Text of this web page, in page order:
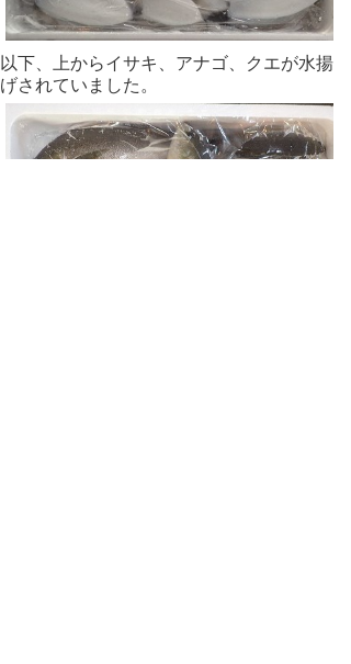
以下、上からイサキ、アナゴ、クエが水揚
げされていました。